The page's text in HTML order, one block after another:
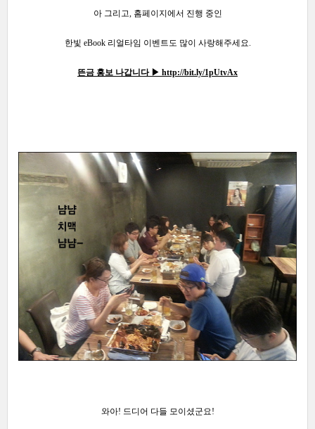
아 그리고, 홈페이지에서 진행 중인
한빛 eBook 리얼타임 이벤트도 많이 사랑해주세요.
뜬금 홍보 나갑니다 ▶ http://bit.ly/1pUtvAx
와아! 드디어 다들 모이셨군요!